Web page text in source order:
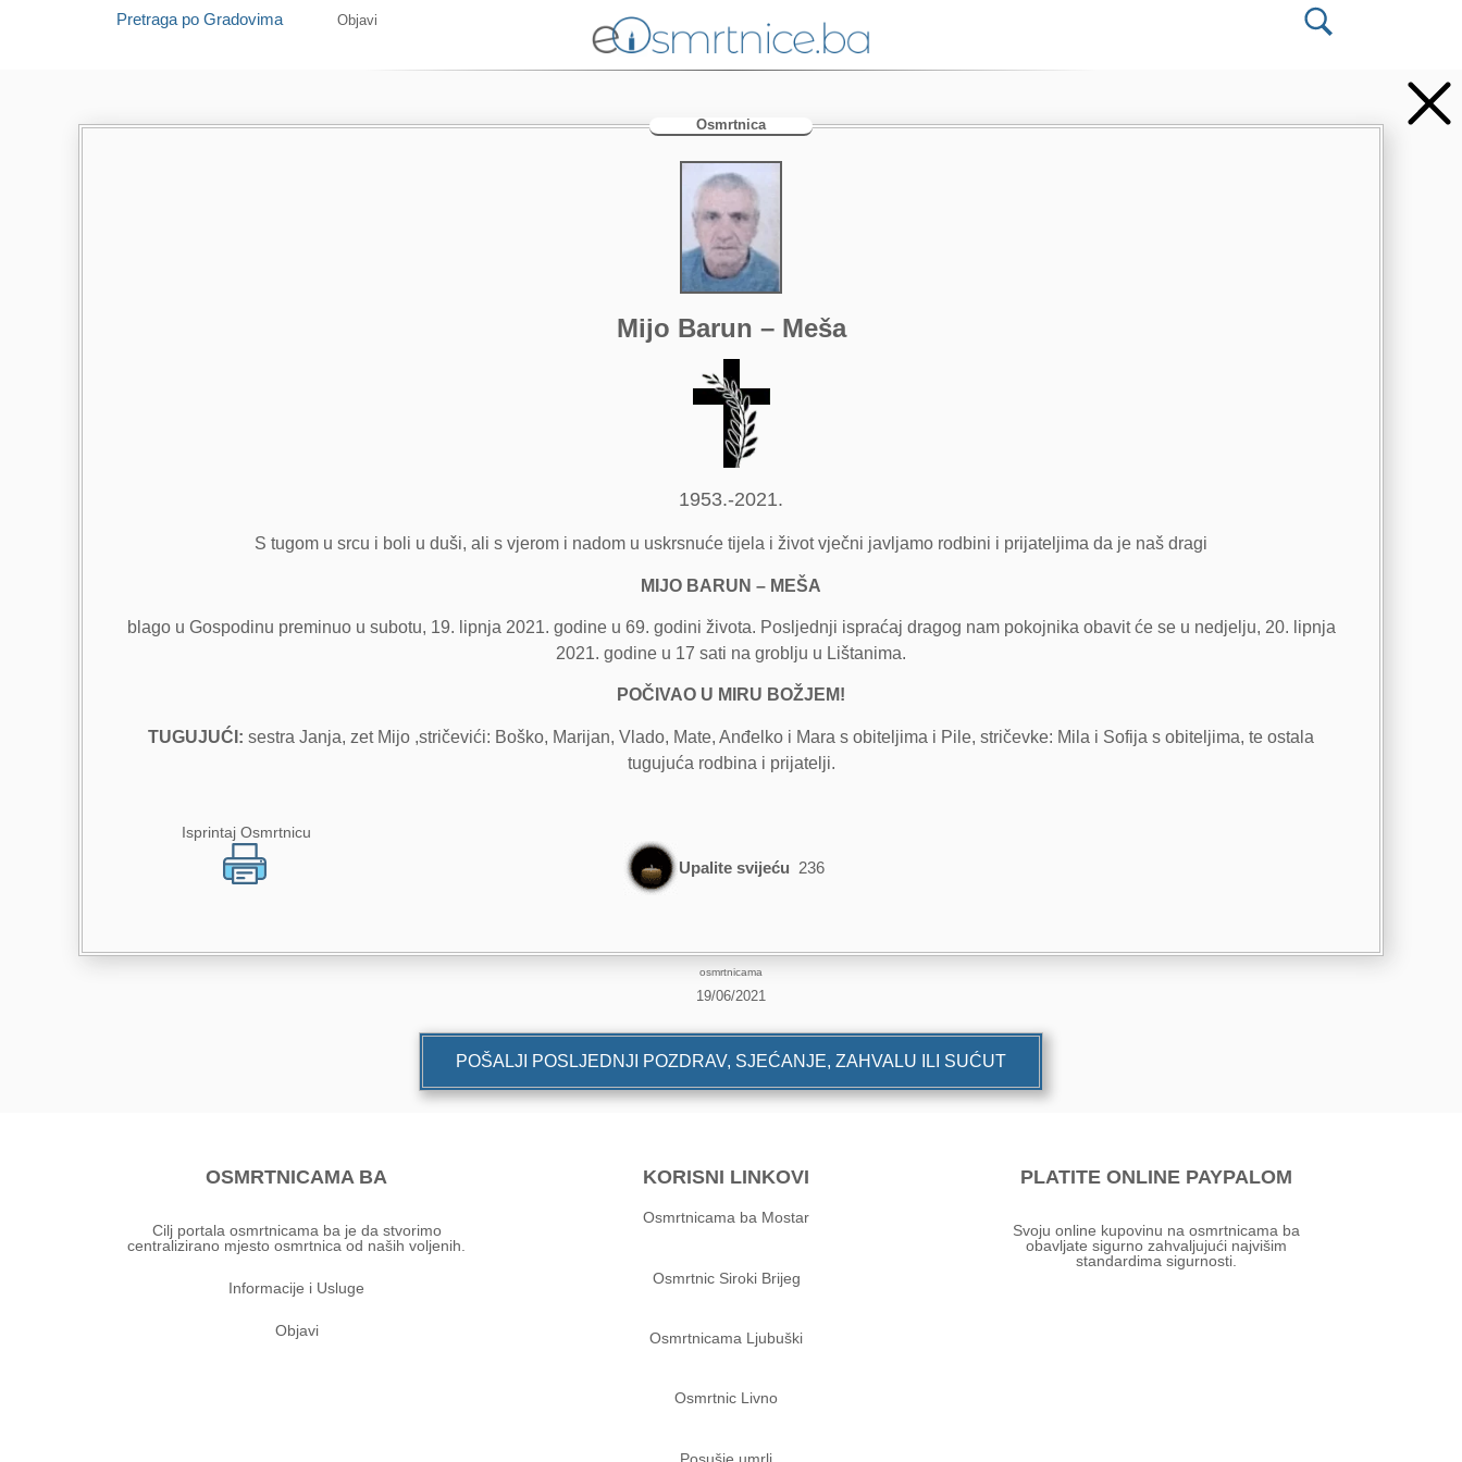
Pretraga po Gradovima Objavi
Osmrtnica
Mijo Barun – Meša
1953.-2021.
S tugom u srcu i boli u duši, ali s vjerom i nadom u uskrsnuće tijela i život vječni javljamo rodbini i prijateljima da je naš dragi
MIJO BARUN – MEŠA
blago u Gospodinu preminuo u subotu, 19. lipnja 2021. godine u 69. godini života. Posljednji ispraćaj dragog nam pokojnika obavit će se u nedjelju, 20. lipnja
2021. godine u 17 sati na groblju u Lištanima.
POČIVAO U MIRU BOŽJEM!
TUGUJUĆI: sestra Janja, zet Mijo ,stričevići: Boško, Marijan, Vlado, Mate, Anđelko i Mara s obiteljima i Pile, stričevke: Mila i Sofija s obiteljima, te ostala
tugujuća rodbina i prijatelji.
Isprintaj Osmrtnicu
Upalite svijeću 236
osmrtnicama
19/06/2021
POŠALJI POSLJEDNJI POZDRAV, SJEĆANJE, ZAHVALU ILI SUĆUT
OSMRTNICAMA BA
Cilj portala osmrtnicama ba je da stvorimo
centralizirano mjesto osmrtnica od naših voljenih.
Informacije i Usluge
Objavi
KORISNI LINKOVI
Osmrtnicama ba Mostar
Osmrtnic Siroki Brijeg
Osmrtnicama Ljubuški
Osmrtnic Livno
Posušje umrli
PLATITE ONLINE PAYPALOM
Svoju online kupovinu na osmrtnicama ba
obavljate sigurno zahvaljujući najvišim
standardima sigurnosti.